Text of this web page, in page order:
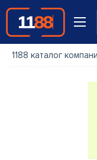
1188 каталог